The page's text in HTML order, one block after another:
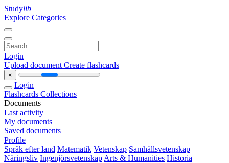
Studylib
Explore Categories
Login
Upload document Create flashcards
×
Login
Flashcards Collections
Documents
Last activity
My documents
Saved documents
Profile
Språk efter land Matematik Vetenskap Samhällsvetenskap
Näringsliv Ingenjörsvetenskap Arts & Humanities Historia